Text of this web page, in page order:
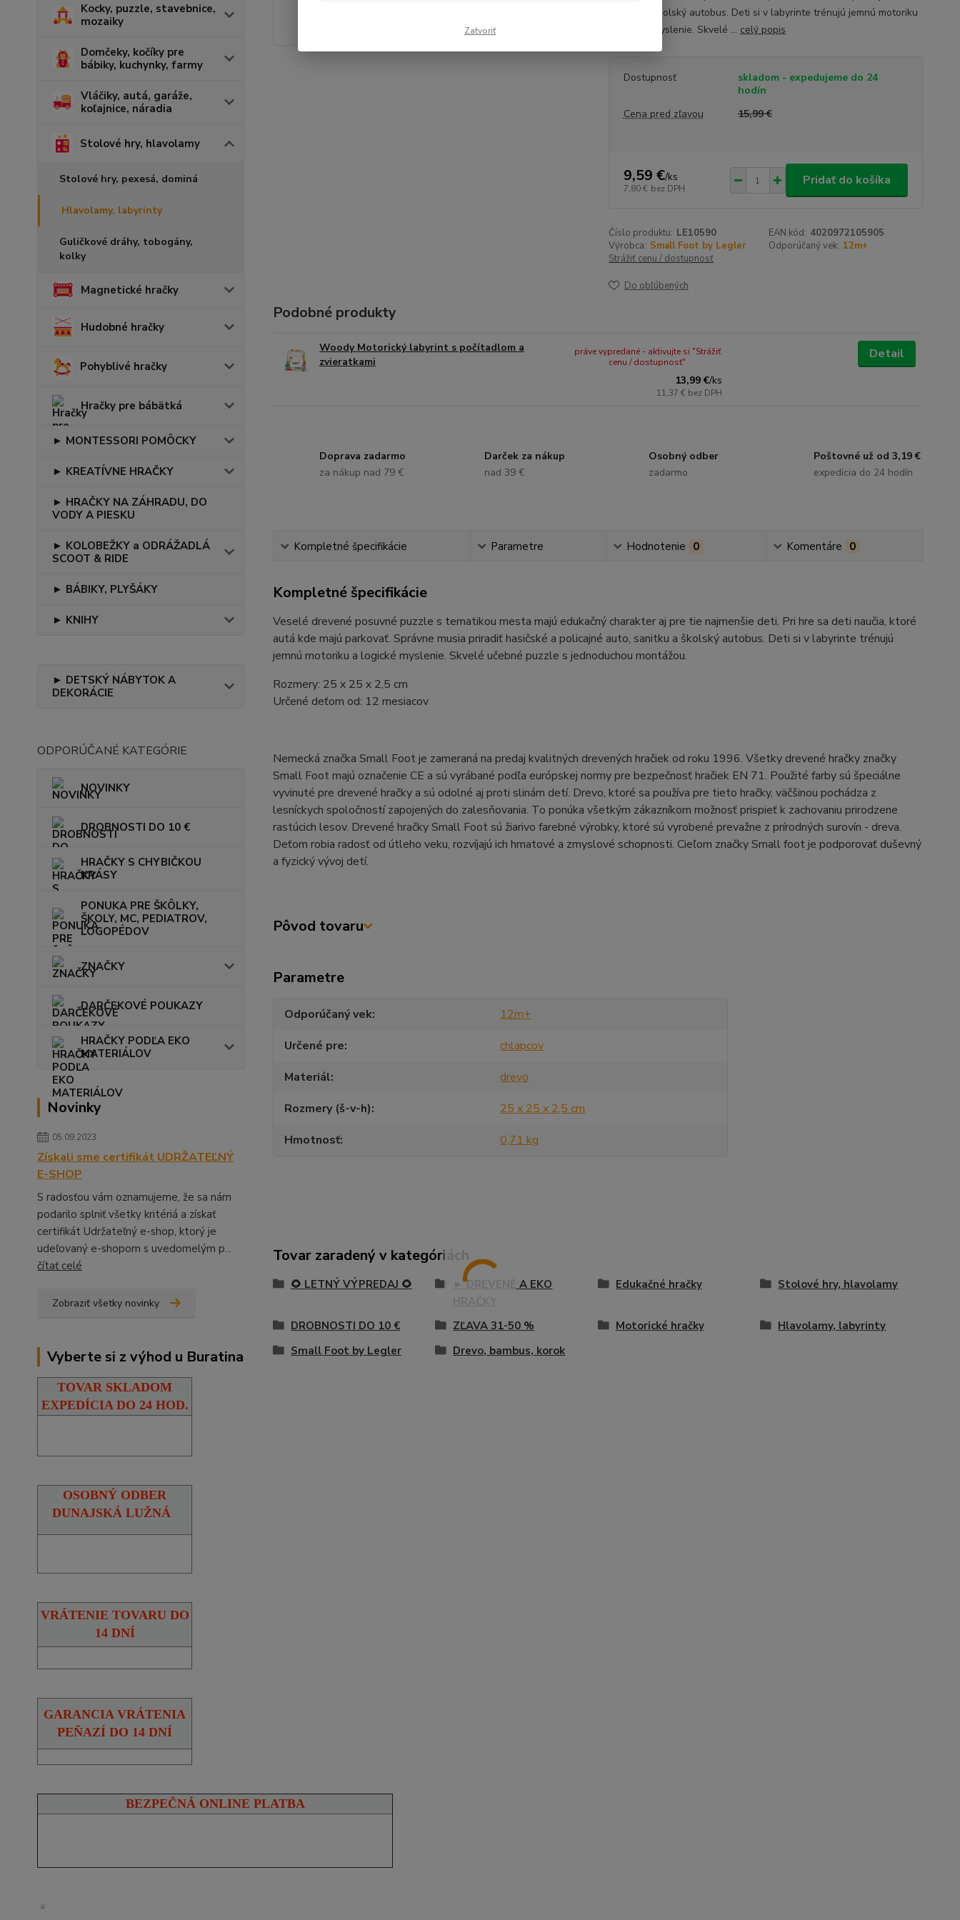
Kocky, puzzle, stavebnice,
mozaiky
Domčeky, kočíky pre
bábiky, kuchynky, farmy
Vláčiky, autá, garáže,
koľajnice, náradia
Stolové hry, hlavolamy
Stolové hry, pexesá, dominá
Hlavolamy, labyrinty
Guličkové dráhy, tobogány,
kolky
Magnetické hračky
Hudobné hračky
Pohyblivé hračky
Hračky pre bábätká
► MONTESSORI POMÔCKY
► KREATÍVNE HRAČKY
► HRAČKY NA ZÁHRADU, DO
VODY A PIESKU
► KOLOBEŽKY a ODRÁŽADLÁ
SCOOT & RIDE
► BÁBIKY, PLYŠÁKY
► KNIHY
► DETSKÝ NÁBYTOK A
DEKORÁCIE
ODPORÚČANÉ KATEGÓRIE
NOVINKY
DROBNOSTI DO 10 €
HRAČKY S CHYBIČKOU
KRÁSY
PONUKA PRE ŠKÔLKY,
ŠKOLY, MC, PEDIATROV,
LOGOPÉDOV
ZNAČKY
DARČEKOVÉ POUKAZY
HRAČKY PODĽA EKO
MATERIÁLOV
Novinky
05.09.2023
Získali sme certifikát UDRŽATEĽNÝ
E-SHOP
S radosťou vám oznamujeme, že sa nám
podarilo splniť všetky kritériá a získať
certifikát Udržateľný e-shop, ktorý je
udeľovaný e-shopom s uvedomelým p...
čítať celé
Zobraziť všetky novinky
Vyberte si z výhod u Buratina
TOVAR SKLADOM
EXPEDÍCIA DO 24 HOD.
OSOBNÝ ODBER
DUNAJSKÁ LUŽNÁ
VRÁTENIE TOVARU DO
14 DNÍ
GARANCIA VRÁTENIA
PEŇAZÍ DO 14 DNÍ
BEZPEČNÁ ONLINE PLATBA
sanitku a školský autobus. Deti si v labyrinte trénujú jemnú motoriku
a logické myslenie. Skvelé ... celý popis
Dostupnosť
skladom - expedujeme do 24
hodín
Cena pred zľavou
15,99 €
9,59 €/ks
7,80 € bez DPH
Pridať do košíka
Číslo produktu: LE10590 EAN kód: 4020972105905
Výrobca: Small Foot by Legler Odporúčaný vek: 12m+
Strážiť cenu / dostupnosť
Do obľúbených
Podobné produkty
Woody Motorický labyrint s počítadlom a
zvieratkami
13,99 €/ks
11,37 € bez DPH
práve vypredané - aktivujte si "Strážiť
cenu / dostupnosť"
Detail
Doprava zadarmo
za nákup nad 79 €
Darček za nákup
nad 39 €
Osobný odber
zadarmo
Poštovné už od 3,19 €
expedícia do 24 hodín
Kompletné špecifikácie Parametre Hodnotenie 0 Komentáre 0
Kompletné špecifikácie
Veselé drevené posuvné puzzle s tematikou mesta majú edukačný charakter aj pre tie najmenšie deti. Pri hre sa deti naučia, ktoré
autá kde majú parkovať. Správne musia priradiť hasičské a policajné auto, sanitku a školský autobus. Deti si v labyrinte trénujú
jemnú motoriku a logické myslenie. Skvelé učebné puzzle s jednoduchou montážou.
Rozmery: 25 x 25 x 2,5 cm
Určené deťom od: 12 mesiacov
Nemecká značka Small Foot je zameraná na predaj kvalitných drevených hračiek od roku 1996. Všetky drevené hračky značky
Small Foot majú označenie CE a sú vyrábané podľa európskej normy pre bezpečnosť hračiek EN 71. Použité farby sú špeciálne
vyvinuté pre drevené hračky a sú odolné aj proti slinám detí. Drevo, ktoré sa používa pre tieto hračky, väčšinou pochádza z
lesníckych spoločností zapojených do zalesňovania. To ponúka všetkým zákazníkom možnosť prispieť k zachovaniu prirodzene
rastúcich lesov. Drevené hračky Small Foot sú žiarivo farebné výrobky, ktoré sú vyrobené prevažne z prírodných surovín - dreva.
Deťom robia radosť od útleho veku, rozvíjajú ich hmatové a zmyslové schopnosti. Cieľom značky Small foot je podporovať duševný
a fyzický vývoj detí.
Pôvod tovaru
Parametre
Odporúčaný vek
12m+
Určené pre
chlapcov
Materiál
drevo
Rozmery (š-v-h)
25 x 25 x 2,5 cm
Hmotnosť
0,71 kg
Tovar zaradený v kategóriách
🌻 LETNÝ VÝPREDAJ 🌻
► DREVENÉ A EKO
Edukačné hračky Stolové hry, hlavolamy
DROBNOSTI DO 10 € ZĽAVA 31-50 % Motorické hračky
Hlavolamy, labyrinty
Small Foot by Legler
Drevo, bambus, korok
Zatvoriť